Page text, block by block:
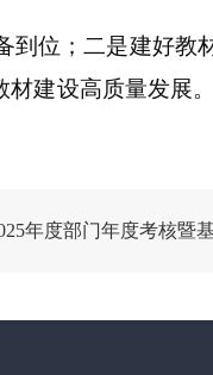
到位；二是建好教
建设高质量发展
年度部门年度考核暨